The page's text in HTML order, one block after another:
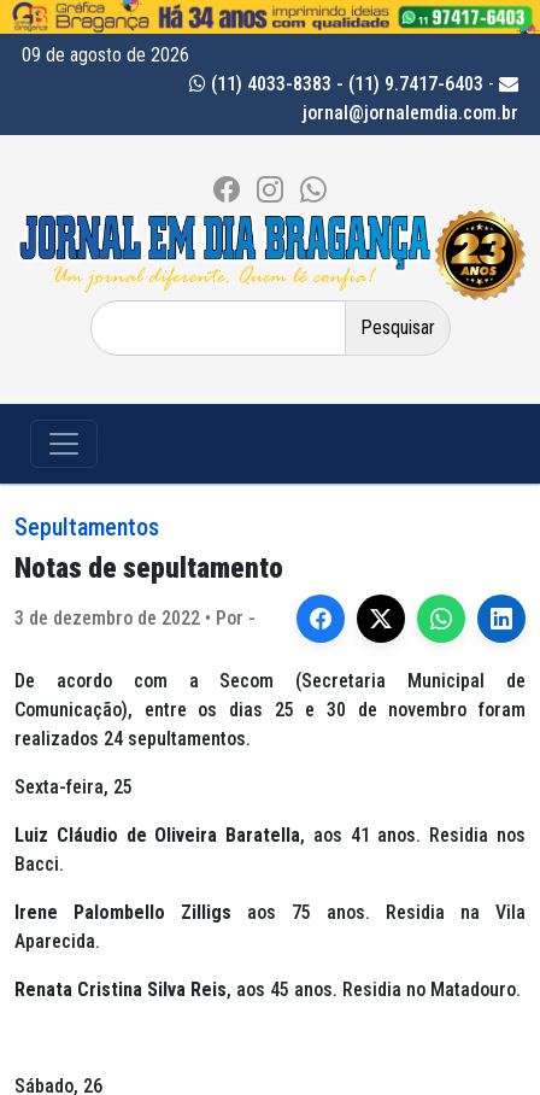
09 de agosto de 2026
(11) 4033-8383 - (11) 9.7417-6403 -
jornal@jornalemdia.com.br
Pesquisar
por:
Sepultamentos
Notas de sepultamento
3 de dezembro de 2022 • Por -
De acordo com a Secom (Secretaria Municipal de
Comunicação), entre os dias 25 e 30 de novembro foram
realizados 24 sepultamentos.
Sexta-feira, 25
Luiz Cláudio de Oliveira Baratella, aos 41 anos. Residia nos
Bacci.
Irene Palombello Zilligs aos 75 anos. Residia na Vila
Aparecida.
Renata Cristina Silva Reis, aos 45 anos. Residia no Matadouro.
Sábado, 26